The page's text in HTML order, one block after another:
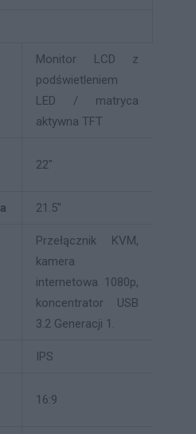
Monitor LCD z
podświetleniem
LED / matryca
aktywna TFT
22"
21.5"
Przełącznik KVM,
kamera
internetowa 1080p,
koncentrator USB
3.2 Generacji 1.
IPS
16:9